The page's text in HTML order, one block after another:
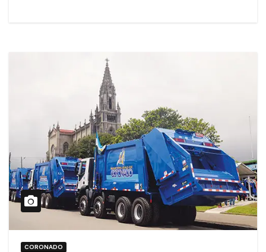
CORONADO